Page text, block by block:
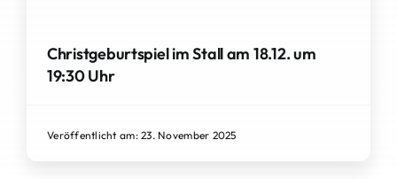
Christgeburtspiel im Stall am 18.12. um
19:30 Uhr
Veröffentlicht am: 23. November 2025